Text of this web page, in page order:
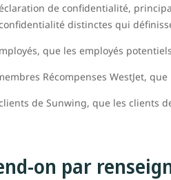
de confidentialité,
distinctes qui
que les employés
Récompenses WestJet,
de Sunwing, que les clients
on par